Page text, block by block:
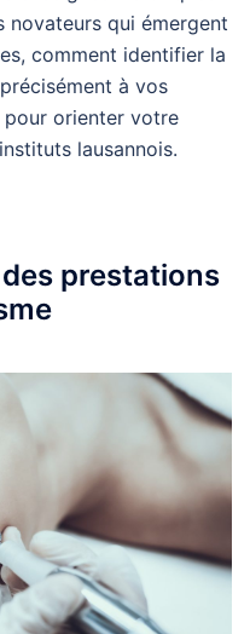
qui émergent
comment identifier la
à vos
pour orienter votre
lausannois.
prestations